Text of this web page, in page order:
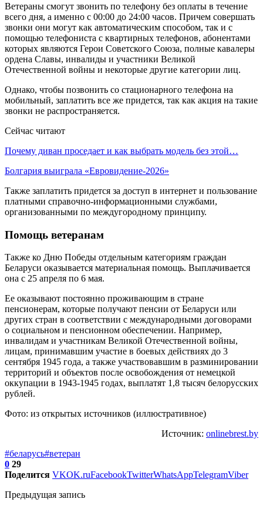
Ветераны смогут звонить по телефону без оплаты в течение
всего дня, а именно c 00:00 до 24:00 часов. Причем совершать
звонки они могут как автоматическим способом, так и с
помощью телефониста с квартирных телефонов, абонентами
которых являются Герои Советского Союза, полные кавалеры
ордена Славы, инвалиды и участники Великой
Отечественной войны и некоторые другие категории лиц.
Однако, чтобы позвонить со стационарного телефона на
мобильный, заплатить все же придется, так как акция на такие
звонки не распространяется.
Сейчас читают
Почему диван проседает и как выбрать модель без этой…
Болгария выиграла «Евровидение-2026»
Также заплатить придется за доступ в интернет и пользование
платными справочно-информационными службами,
организованными по междугородному принципу.
Помощь ветеранам
Также ко Дню Победы отдельным категориям граждан
Беларуси оказывается материальная помощь. Выплачивается
она с 25 апреля по 6 мая.
Ее оказывают постоянно проживающим в стране
пенсионерам, которые получают пенсии от Беларуси или
других стран в соответствии с международными договорами
о социальном и пенсионном обеспечении. Например,
инвалидам и участникам Великой Отечественной войны,
лицам, принимавшим участие в боевых действиях до 3
сентября 1945 года, а также участвовавшим в разминировании
территорий и объектов после освобождения от немецкой
оккупации в 1943-1945 годах, выплатят 1,8 тысяч белорусских
рублей.
Фото: из открытых источников (иллюстративное)
Источник: onlinebrest.by
#беларусь#ветеран
0 29
Поделится VKOK.ruFacebookTwitterWhatsAppTelegramViber
Предыдущая запись